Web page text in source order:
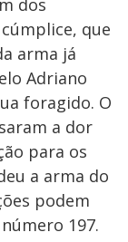
dos
que
arma já
Adriano
foragido. O
a dor
para os
a arma do
podem
197.